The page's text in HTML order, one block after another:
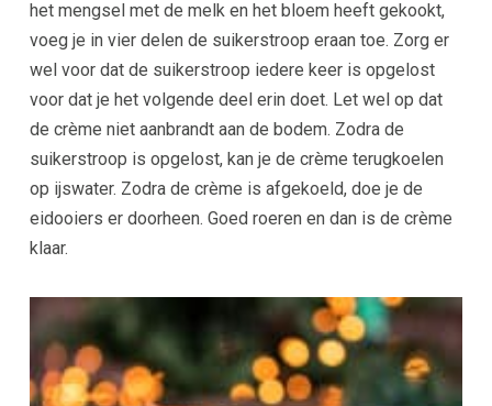
het mengsel met de melk en het bloem heeft gekookt,
voeg je in vier delen de suikerstroop eraan toe. Zorg er
wel voor dat de suikerstroop iedere keer is opgelost
voor dat je het volgende deel erin doet. Let wel op dat
de crème niet aanbrandt aan de bodem. Zodra de
suikerstroop is opgelost, kan je de crème terugkoelen
op ijswater. Zodra de crème is afgekoeld, doe je de
eidooiers er doorheen. Goed roeren en dan is de crème
klaar.